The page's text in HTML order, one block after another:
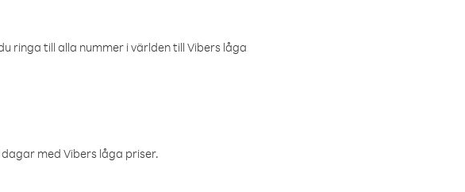
ringa till alla nummer i världen till Vibers låga
med Vibers låga priser.